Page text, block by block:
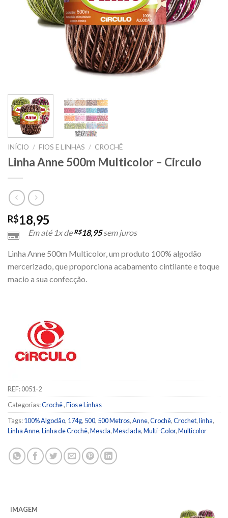
INÍCIO / FIOS E LINHAS / CROCHÊ
Linha Anne 500m Multicolor – Circulo
R$18,95
Em até 1x de R$18,95sem juros
Linha Anne 500m Multicolor, um produto 100% algodão
mercerizado, que proporciona acabamento cintilante e toque
macio a sua confecção.
REF:0051-2
Categorias:Crochê,Fios e Linhas
Tags:100% Algodão, 174g, 500, 500 Metros,Anne,Crochê,Crochet,linha,
Linha Anne,Linha de Crochê,Mescla,Mesclada,Multi-Color,Multicolor